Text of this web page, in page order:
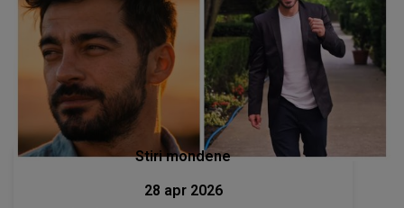
Stiri mondene
28 apr 2026